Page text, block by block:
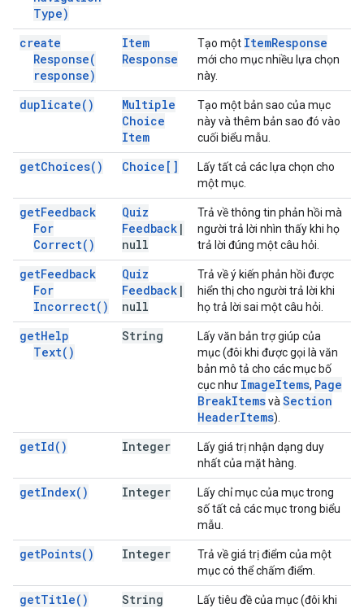
Type)
create
Response(
response)
Item
Response
Tạo một ItemResponse
mới cho mục nhiều lựa chọn
này.
duplicate( )
Multiple
Choice
Item
Tạo một bản sao của mục
này và thêm bản sao đó vào
cuối biểu mẫu.
getChoices( ) Choice[]
Lấy tất cả các lựa chọn cho
một mục.
getFeedback
For
Correct( )
Quiz
Feedback |
null
Trả về thông tin phản hồi mà
người trả lời nhìn thấy khi họ
trả lời đúng một câu hỏi.
getFeedback
For
Incorrect( )
Quiz
Feedback |
null
Trả về ý kiến phản hồi được
hiển thị cho người trả lời khi
họ trả lời sai một câu hỏi.
getHelp
Text( )
String
Lấy văn bản trợ giúp của
mục (đôi khi được gọi là văn
bản mô tả cho các mục bố
cục như ImageItems, Page
BreakItemsvà Section
HeaderItems).
getId( ) Integer
Lấy giá trị nhận dạng duy
nhất của mặt hàng.
getIndex( ) Integer
Lấy chỉ mục của mục trong
số tất cả các mục trong biểu
mẫu.
getPoints( ) Integer
Trả về giá trị điểm của một
mục có thể chấm điểm.
getTitle( ) String
Lấy tiêu đề của mục (đôi khi